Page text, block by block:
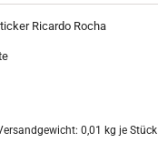
Ricardo Rocha
0,01 kg je Stück